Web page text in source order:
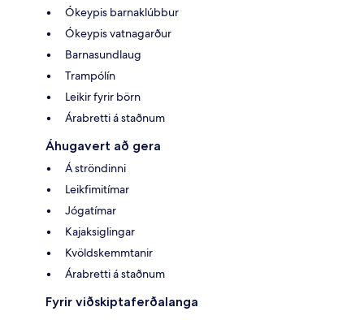
Ókeypis barnaklúbbur
Ókeypis vatnagarður
Barnasundlaug
Trampólín
Leikir fyrir börn
Árabretti á staðnum
Áhugavert að gera
Á ströndinni
Leikfimitímar
Jógatímar
Kajaksiglingar
Kvöldskemmtanir
Árabretti á staðnum
Fyrir viðskiptaferðalanga